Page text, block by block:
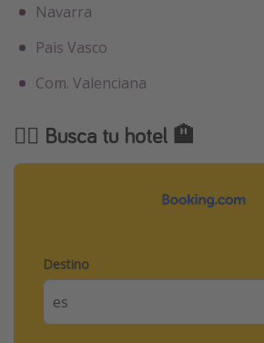
Navarra
Pais Vasco
Com. Valenciana
🕵️‍♂️ Busca tu hotel 🏨
Destino